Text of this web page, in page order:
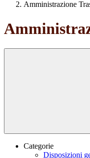
Amministrazione
Categorie
Disposizioni